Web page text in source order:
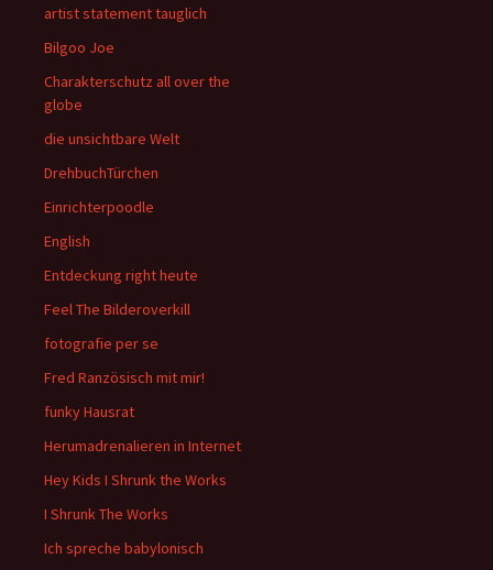
artist statement tauglich
Bilgoo Joe
Charakterschutz all over the
globe
die unsichtbare Welt
DrehbuchTürchen
Einrichterpoodle
English
Entdeckung right heute
Feel The Bilderoverkill
fotografie per se
Fred Ranzösisch mit mir!
funky Hausrat
Herumadrenalieren in Internet
Hey Kids I Shrunk the Works
I Shrunk The Works
Ich spreche babylonisch